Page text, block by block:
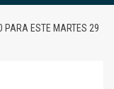
PARA ESTE MARTES 29